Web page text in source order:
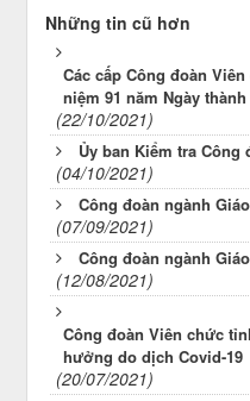
Những tin cũ hơn
Các cấp Công đoàn
niệm 91 năm Ngày
(22/10/2021)
Ủy ban Kiểm tra
(04/10/2021)
Công đoàn ngành
(07/09/2021)
Công đoàn ngành
(12/08/2021)
Công đoàn Viên chức
hưởng do dịch Covid-19
(20/07/2021)